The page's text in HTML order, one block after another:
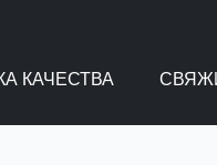
КАЧЕСТВА